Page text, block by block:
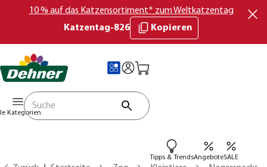
10 % auf das Katzensortiment* zum Weltkatzentag
Katzentag-826
Kopieren
Kategorien
Tipps & TrendsAngeboteSALE